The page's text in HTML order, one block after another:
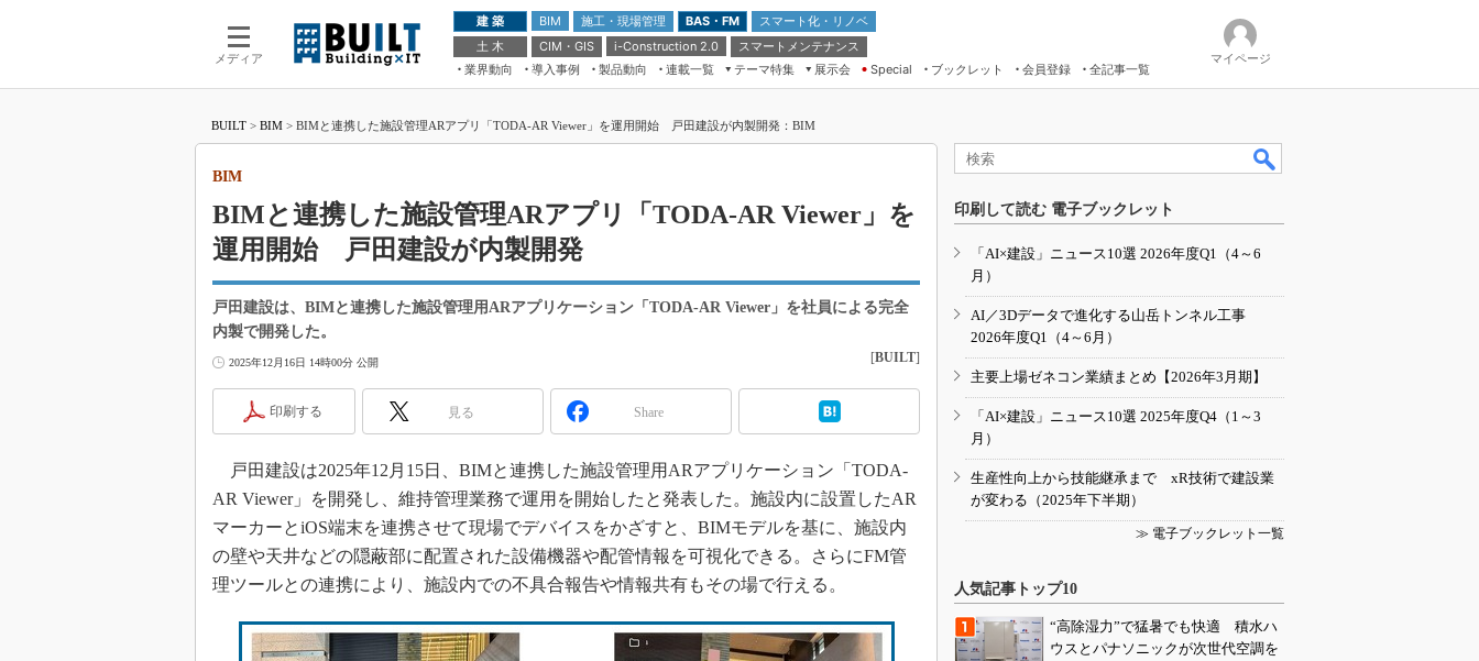
メディア
建 築 BIM 施工・現場管理 BAS・FM
スマート化・リノベ
土 木
CIM・GIS i-Construction 2.0
スマートメンテナンス
業界動向
導入事例 製品動向 連載一覧
テーマ特集
ドローンがもたらす建設業界の“ゲー
ムチェンジ” Ver.2.0
“Society5.0”時代のスマートビル
VR／ARが描くモノづくりのミライ
展示会
第8回 国際 建設・測量展
築・土木・不動産の先端技術展－
メンテナンス・レジリエンスOSAKA
IGAS2018
Special ブックレット 会員登録 全記事一覧
マイページ
BUILT > BIM > BIMと連携した施設管理ARアプリ「TODA-AR Viewer」を運用開始 戸田建設が内製開発：BIM
BIMと連携した施設管理ARアプリ「TODA-AR Viewer」を
運用開始 戸田建設が内製開発
BIM
戸田建設は、BIMと連携した施設管理用ARアプリケーション「TODA-AR Viewer」を社員による完全
内製で開発した。
2025年12月16日 14時00分 公開 [BUILT]
印刷する 見る Share
戸田建設は2025年12月15日、BIMと連携した施設管理用ARアプリケーション「TODA-
AR Viewer」を開発し、維持管理業務で運用を開始したと発表した。施設内に設置したAR
マーカーとiOS端末を連携させて現場でデバイスをかざすと、BIMモデルを基に、施設内
の壁や天井などの隠蔽部に配置された設備機器や配管情報を可視化できる。さらにFM管
理ツールとの連携により、施設内での不具合報告や情報共有もその場で行える。
印刷して読む 電子ブックレット
「AI×建設」ニュース10選 2026年度Q1（4～6
月）
AI／3Dデータで進化する山岳トンネル工事
2026年度Q1（4～6月）
主要上場ゼネコン業績まとめ【2026年3月期】
「AI×建設」ニュース10選 2025年度Q4（1～3
月）
生産性向上から技能継承まで xR技術で建設業
が変わる（2025年下半期）
≫ 電子ブックレット一覧
人気記事トップ10
“高除湿力”で猛暑でも快適 積水ハ
ウスとパナソニックが次世代空調を